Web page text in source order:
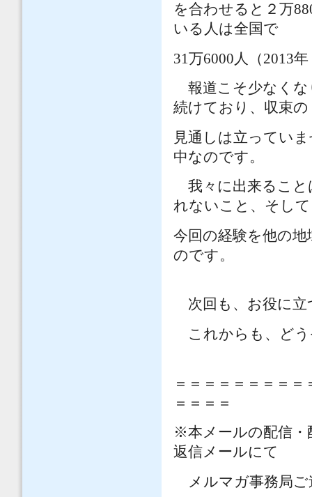
を合わせると２万
いる人は全国で
31万6000 人（2013年
報道こそ少なくな
続けており、収束の
見通しは立ってい
中なのです。
我々に出来ること
れないこと、そして
今回の経験を他の
のです。
次回も、お役に立
これからも、どう
＝＝＝＝＝＝＝＝
＝＝＝＝
※本メールの配信・
返信メールにて
メルマガ事務局ご